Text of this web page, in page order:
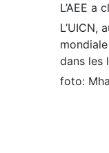
L’AEE
L’UICN,
dans les
foto: